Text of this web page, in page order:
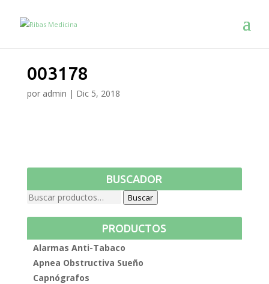
003178
por admin | Dic 5, 2018
BUSCADOR
Buscar
PRODUCTOS
Alarmas Anti-Tabaco
Apnea Obstructiva Sueño
Capnógrafos